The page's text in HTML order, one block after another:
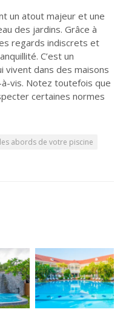
un atout majeur et une
des jardins. Grâce à
regards indiscrets et
C’est un
vivent dans des maisons
vis. Notez toutefois que
certaines normes
abords de votre piscine